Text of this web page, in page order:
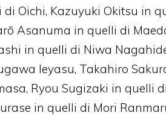
Oichi, Kazuyuki Okitsu in
Asanuma in quelli di
in quelli di Niwa
Ieyasu, Takahiro
Ryou Sugizaki in quelli
in quelli di Mori